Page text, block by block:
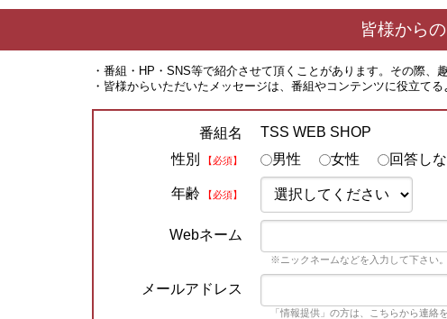
皆様から
・番組・HP・SNS等で紹介させて頂くことがあります。その際、
・皆様からいただいたメッセージは、番組やコンテンツに役立て
番組名
TSS WEB SHOP
性別
【必須】 男性 女性 回答し
年齢 【必須】
Webネーム
※ニックネームなどを入力して下さい。
メールアドレス
「情報提供」の方は、こちらから連